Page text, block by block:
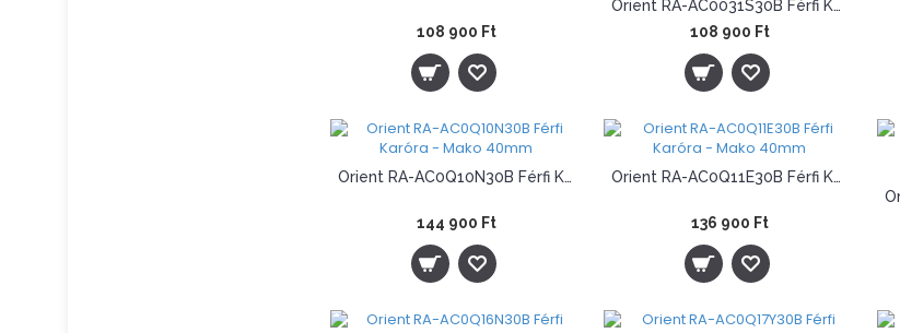
108 900 Ft
Orient RA-AC0031S30B Férfi Karóra - Bambino
108 900 Ft
Orient RA-AC0Q10N30B Férfi Karóra - Mako 40mm
144 900 Ft
Orient RA-AC0Q11E30B Férfi Karóra - Mako 40mm
136 900 Ft